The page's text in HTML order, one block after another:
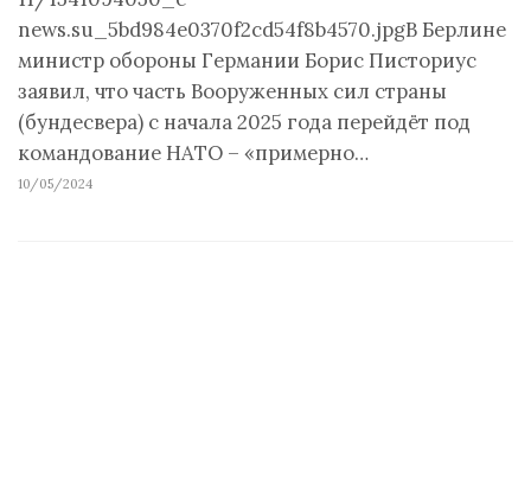
news.su_5bd984e0370f2cd54f8b4570.jpgВ Берлине
министр обороны Германии Борис Писториус
заявил, что часть Вооруженных сил страны
(бундесвера) с начала 2025 года перейдёт под
командование НАТО – «примерно…
10/05/2024